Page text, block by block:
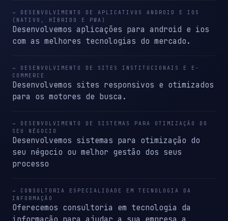
→ DESENVOLVIMENTO DE APLICATIVOS ANDROID E IOS
(NATIVO, HÍBRIDO E PWA)
Desenvolvemos aplicações para android e ios
com as melhores tecnologias do mercado.
→ DESENVOLVIMENTO DE SITES INSTITUCIONAIS E E-
COMMERCE
Desenvolvemos sites responsivos e otimizados
para os motores de busca.
→ DESENVOLVIMENTO DE SISTEMAS PARA OTIMIZAÇÃO DO
SEU NÉGOCIO
Desenvolvemos sistemas para otimização do
seu négocio ou melhor gestão dos seus
processo
→ CONSULTORIA ESPECIALIDADE EM TECNOLOGIA DA
INFORMAÇÃO
Oferecemos consultoria em tecnologia da